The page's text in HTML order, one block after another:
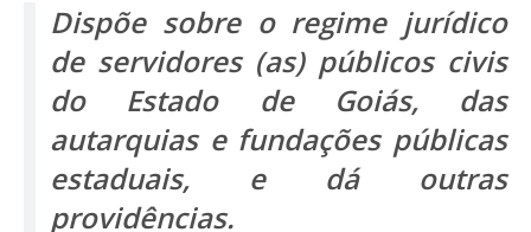
Dispõe sobre o regime jurídico
de servidores (as) públicos civis
do Estado de Goiás, das
autarquias e fundações públicas
estaduais, e dá outras
providências.